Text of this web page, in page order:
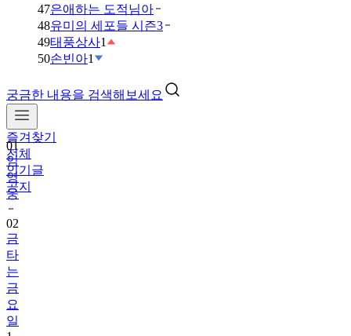
47은애하는 도적님아
48유미의 세포들 시즌3
49태풍상사1
50손빈아1
궁금한 내용을 검색해보세요
즐겨찾기
전체
인기글
공지
01
임
영
웅
02
금
타
는
금
요
일